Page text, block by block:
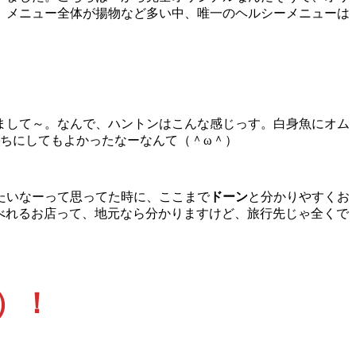
ニュー全体が揚物など多い中、唯一のヘルシーメニューは
て～。なんで、ハントンはこんな感じっす。白身魚にオム
にしてもよかったなーなんて（＾ω＾）
なーって思ってた時に、ここまでドーンと分かりやすくお
るお店って、地元なら分かりますけど、旅行先じゃ全くで
！